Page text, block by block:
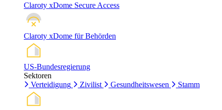
Claroty xDome Secure Access
Claroty xDome für Behörden
US-Bundesregierung
Sektoren
Verteidigung
Zivilist Gesundheitswesen Stamm